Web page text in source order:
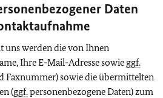
Daten
uns werden die von Ihnen
Ihre E-Mail-Adresse sowie ggf.
Faxnummer) sowie die übermittelten
(ggf.personenbezogene Daten) zum